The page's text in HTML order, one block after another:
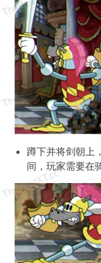
蹲下并将剑朝上
间，玩家需要在